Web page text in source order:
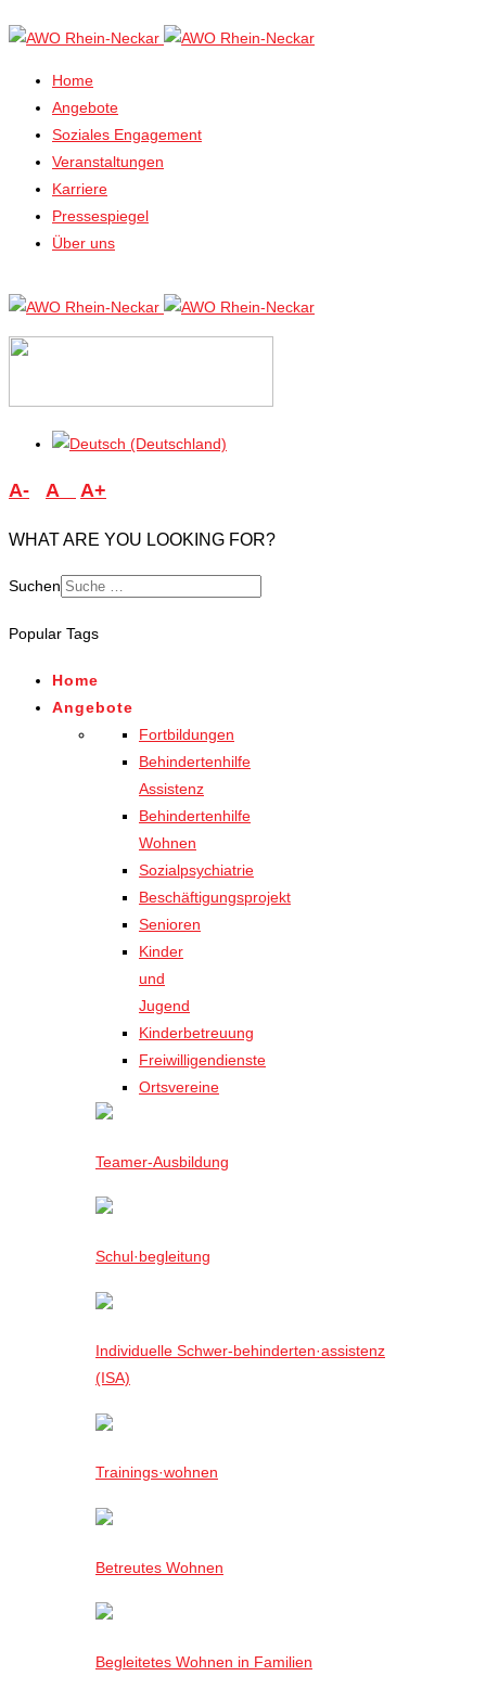
Home
Angebote
Soziales Engagement
Veranstaltungen
Karriere
Pressespiegel
Über uns
A- A A+
WHAT ARE YOU LOOKING FOR?
Suchen
Popular Tags
Home
Angebote
Fortbildungen
Behindertenhilfe
Assistenz
Behindertenhilfe
Wohnen
Sozialpsychiatrie
Beschäftigungsprojekt
Senioren
Kinder
und
Jugend
Kinderbetreuung
Freiwilligendienste
Ortsvereine
Teamer-Ausbildung
Schul·begleitung
Individuelle Schwer-behinderten·assistenz
(ISA)
Trainings·wohnen
Betreutes Wohnen
Begleitetes Wohnen in Familien